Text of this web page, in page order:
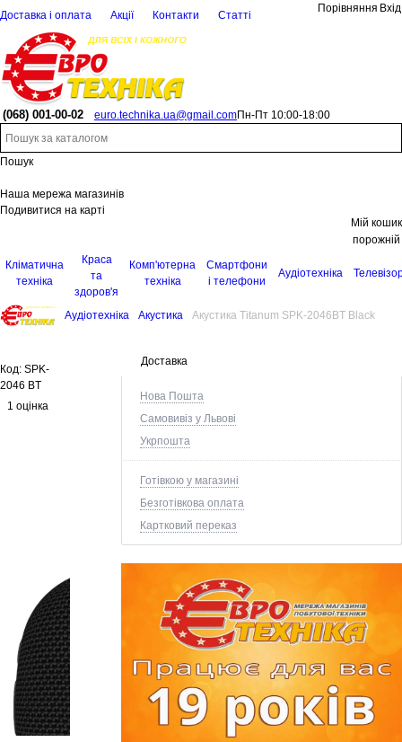
Доставка і оплата Акції Контакти Статті
Порівняння Вхід
(068) 001-00-02 euro.technika.ua@gmail.comПн-Пт 10:00-18:00
Пошук
Наша мережа магазинів
Подивитися на карті
Мій кошик
порожній
Кліматична
техніка
Краса
та
здоров'я
Комп'ютерна
техніка
Смартфони
і телефони
Аудіотехніка
Аудіотехніка Акустика Акустика Titanum SPK-2046BT Black
Доставка
Нова Пошта
Самовивіз у Львові
Укрпошта
Готівкою у магазині
Безготівкова оплата
Картковий переказ
Код: SPK-
2046 BT
1 оцінка